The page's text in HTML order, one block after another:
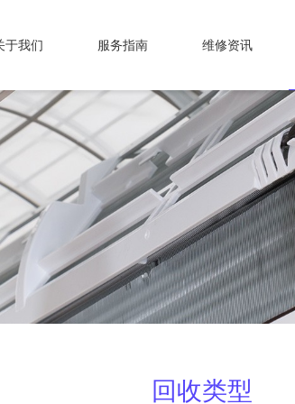
于我们 服务指南 维修资讯
回收类型